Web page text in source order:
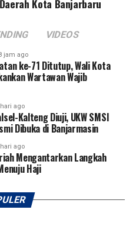
Kota Banjarbaru
VIDEOS
jam ago
ke-71 Ditutup, Wali Kota
Wartawan Wajib
ago
Kalteng Diuji, UKW SMSI
Dibuka di Banjarmasin
ago
Mengantarkan Langkah
Haji